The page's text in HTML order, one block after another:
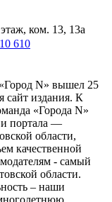
ком. 13, 13а
610
N» вышел 25
сайт издания. К
«Города N»
и портала —
области,
качественной
- самый
области.
– наши